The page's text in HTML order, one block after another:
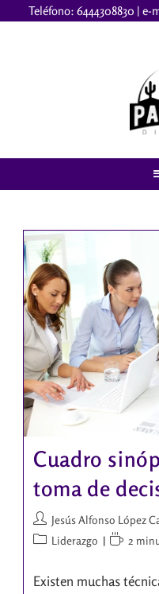
Teléfono: 6444308830 | e-
Cuadro
toma de
Jesús Alfonso López
Liderazgo
2
Existen muchas